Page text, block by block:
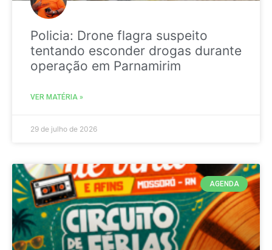
Policia: Drone flagra suspeito
tentando esconder drogas durante
operação em Parnamirim
VER MATÉRIA »
29 de julho de 2026
AGENDA